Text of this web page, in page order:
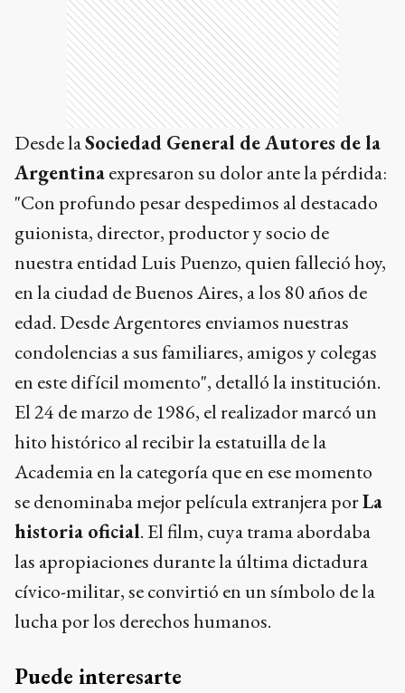
Desde laSociedad General de Autores de la
Argentinaexpresaron su dolor ante la pérdida:
"Con profundo pesar despedimos al destacado
guionista, director, productor y socio de
nuestra entidad Luis Puenzo, quien falleció hoy,
en la ciudad de Buenos Aires, a los 80 años de
edad. Desde Argentores enviamos nuestras
condolencias a sus familiares, amigos y colegas
en este difícil momento", detalló la institución.
El 24 de marzo de 1986, el realizador marcó un
hito histórico al recibir la estatuilla de la
Academia en la categoría que en ese momento
se denominaba mejor película extranjera porLa
historia oficial. El film, cuya trama abordaba
las apropiaciones durante la última dictadura
cívico-militar, se convirtió en un símbolo de la
lucha por los derechos humanos.
Puede interesarte